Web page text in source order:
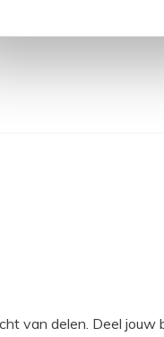
van delen. Deel jouw